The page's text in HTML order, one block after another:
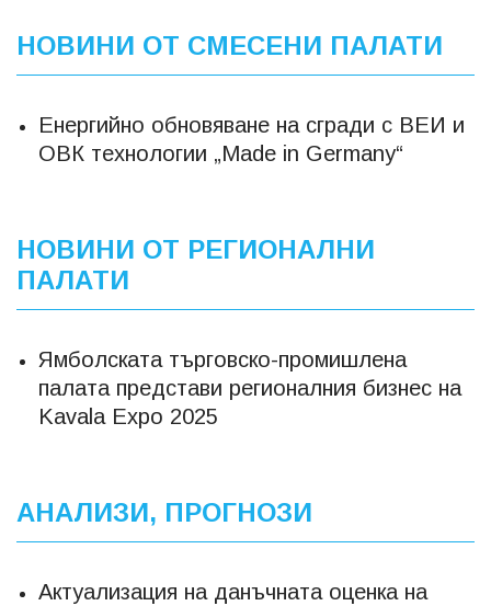
НОВИНИ ОТ СМЕСЕНИ ПАЛАТИ
Енергийно обновяване на сгради с ВЕИ и
ОВК технологии „Made in Germany“
НОВИНИ ОТ РЕГИОНАЛНИ
ПАЛАТИ
Ямболската търговско-промишлена
палата представи регионалния бизнес на
Kavala Expo 2025
АНАЛИЗИ, ПРОГНОЗИ
Актуализация на данъчната оценка на